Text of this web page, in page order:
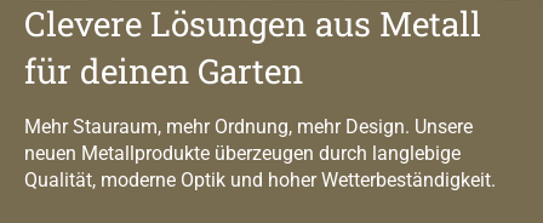
Clevere Lösungen aus Metall
für deinen Garten
Mehr Stauraum, mehr Ordnung, mehr Design. Unsere
neuen Metallprodukte überzeugen durch langlebige
Qualität, moderne Optik und hoher Wetterbeständigkeit.